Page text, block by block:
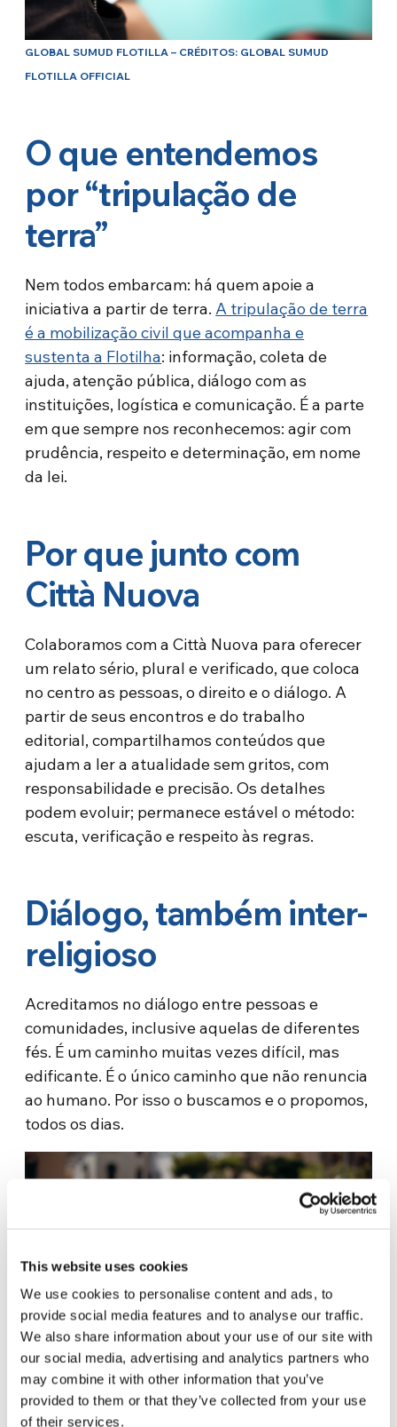
This website uses cookies
We use cookies to personalise content and ads, to
provide social media features and to analyse our traffic.
We also share information about your use of our site with
our social media, advertising and analytics partners who
may combine it with other information that you’ve
provided to them or that they’ve collected from your use
of their services.
GLOBAL SUMUD FLOTILLA – CRÉDITOS: GLOBAL SUMUD
FLOTILLA OFFICIAL
O que entendemos
por “tripulação de
terra”
Nem todos embarcam: há quem apoie a
iniciativa a partir de terra.A tripulação de terra
é a mobilização civil que acompanha e
sustenta a Flotilha: informação, coleta de
ajuda, atenção pública, diálogo com as
instituições, logística e comunicação. É a parte
em que sempre nos reconhecemos: agir com
prudência, respeito e determinação, em nome
da lei.
Por que junto com
Città Nuova
Colaboramos com a Città Nuova para oferecer
um relato sério, plural e verificado, que coloca
no centro as pessoas, o direito e o diálogo. A
partir de seus encontros e do trabalho
editorial, compartilhamos conteúdos que
ajudam a ler a atualidade sem gritos, com
responsabilidade e precisão. Os detalhes
podem evoluir; permanece estável o método:
escuta, verificação e respeito às regras.
Diálogo, também inter-
religioso
Acreditamos no diálogo entre pessoas e
comunidades, inclusive aquelas de diferentes
fés. É um caminho muitas vezes difícil, mas
edificante. É o único caminho que não renuncia
ao humano. Por isso o buscamos e o propomos,
todos os dias.
GRETA THUNBERG, CONHECIDA ATIVISTA CLIMÁTICA, É UMA
DAS INTEGRANTES DA GRANDE TRIPULAÇÃO DO